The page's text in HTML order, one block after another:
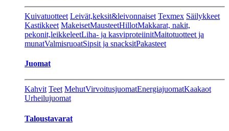
Kuivatuotteet Leivät,keksit&leivonnaiset Texmex Säilykkeet
Kastikkeet MakeisetMausteetHillotMakkarat, nakit,
pekonit,leikkeleetLiha- ja kasviproteiinitMaitotuotteet ja
munatValmisruoatSipsit ja snacksitPakasteet
Juomat
Kahvit Teet MehutVirvoitusjuomatEnergiajuomatKaakaot
Urheilujuomat
Taloustavarat